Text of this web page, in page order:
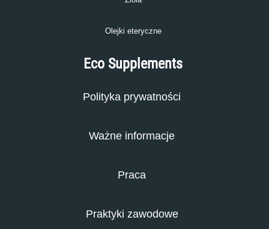
Olejki eteryczne
Eco Supplements
Polityka prywatności
Ważne informacje
Praca
Praktyki zawodowe